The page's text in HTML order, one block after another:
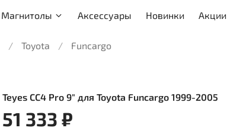
Магнитолы Аксессуары Новинки Акции
Toyota Funcargo
Teyes CC4 Pro 9" для Toyota Funcargo 1999-2005
51 333 ₽